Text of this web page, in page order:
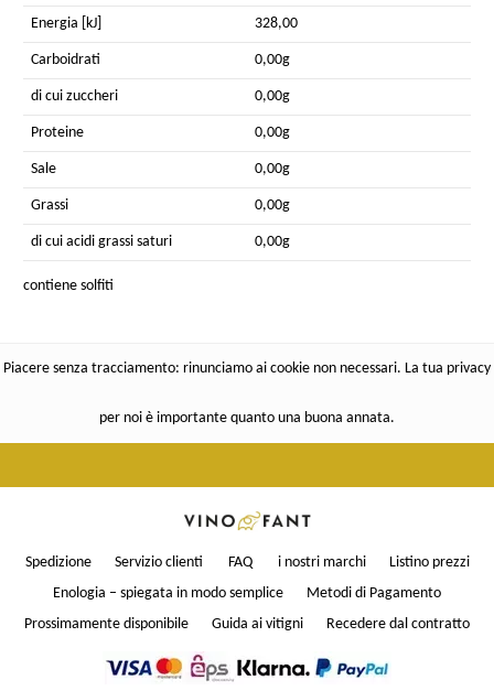
Energia [kJ] 328,00
Carboidrati 0,00g
di cui zuccheri 0,00g
Proteine 0,00g
Sale 0,00g
Grassi 0,00g
di cui acidi grassi saturi 0,00g
contiene solfiti
Piacere senza tracciamento: rinunciamo ai cookie non necessari. La tua privacy
per noi è importante quanto una buona annata.
Spedizione Servizio clienti FAQ i nostri marchi
Listino prezzi
Enologia – spiegata in modo semplice
Metodi di Pagamento
Prossimamente disponibile
Guida ai vitigni Recedere dal contratto